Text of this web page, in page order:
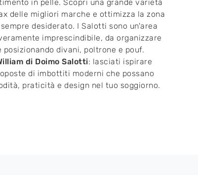
in pelle. Scopri una grande varietà
delle migliori marche e ottimizza la zona
desiderato. I Salotti sono un'area
imprescindibile, da organizzare
posizionando divani, poltrone e pouf.
di Doimo Salotti: lasciati ispirare
di imbottiti moderni che possano
praticità e design nel tuo soggiorno.